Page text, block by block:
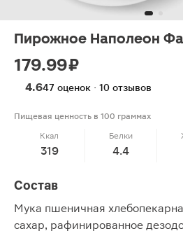
Пирожное Наполеон
179.99 ₽
4.647 оценок · 10 отзывов
Пищевая ценность в 100 граммах
Ккал
319
Белки
4.4
Состав
Мука пшеничная
сахар, рафинированное